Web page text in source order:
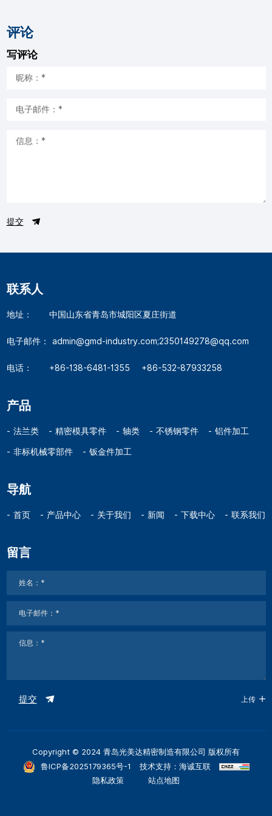
评论
写评论
提交
联系人
地址： 中国山东省青岛市城阳区夏庄街道
电子邮件： admin@gmd-industry.com;2350149278@qq.com
电话： +86-138-6481-1355 +86-532-87933258
产品
法兰类 精密模具零件 轴类 不锈钢零件 铝件加工
非标机械零部件 钣金件加工
导航
首页 产品中心 关于我们 新闻 下载中心 联系我们
留言
提交 上传
Copyright © 2024 青岛光美达精密制造有限公司 版权所有
鲁ICP备2025179365号-1
技术支持：海诚互联
隐私政策
站点地图